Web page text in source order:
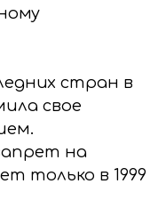
стран в
свое
на
только в 1999